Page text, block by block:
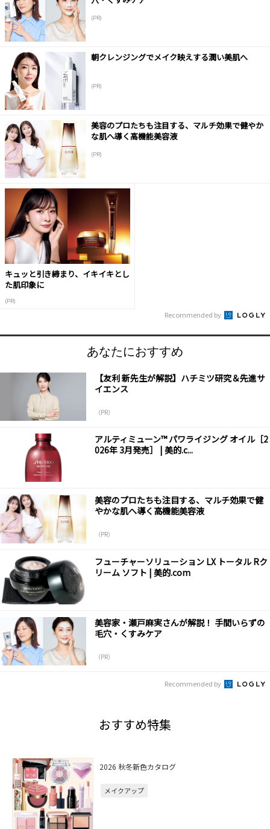
(PR)
朝クレンジングでメイク映えする潤い美肌へ
(PR)
美容のプロたちも注目する、マルチ効果で健やか
な肌へ導く高機能美容液
(PR)
キュッと引き締まり、イキイキとし
た肌印象に
(PR)
Recommended by
あなたにおすすめ
【友利 新先生が解説】ハチミツ研究＆先進サ
イエンス
（PR）
アルティミューン™ パワライジング オイル［2
026年 3月発売］ | 美的.c...
美容のプロたちも注目する、マルチ効果で健
やかな肌へ導く高機能美容液
（PR）
フューチャーソリューション LX トータル Rク
リーム ソフト | 美的.com
美容家・瀬戸麻実さんが解説！ 手間いらずの
毛穴・くすみケア
（PR）
Recommended by
おすすめ特集
2026 秋冬新色カタログ
メイクアップ